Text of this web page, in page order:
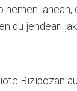
hemen
du jendeari
Bizipozan